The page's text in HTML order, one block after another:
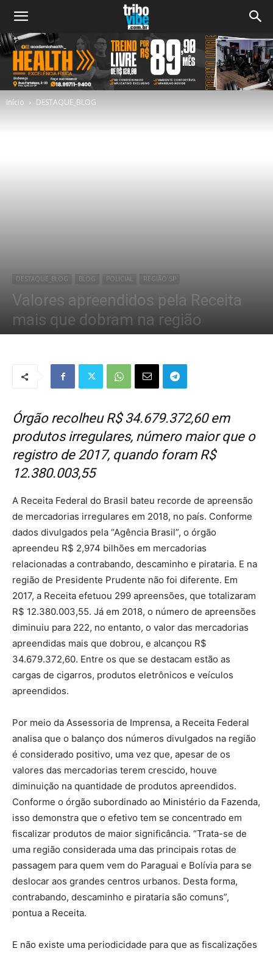
Início DESTAQUE_BLOG
DESTAQUE_BLOG BLOG POLICIAL REGIÃO SP
Valores apreendidos pela Receita
mais que dobram na região
Órgão recolheu R$ 34.679.372,60 em
produtos irregulares, número maior que o
registro de 2017, quando foram R$
12.380.003,55
A Receita Federal do Brasil bateu recorde de apreensão
de mercadorias irregulares em 2018, no país. Conforme
dados divulgados pela “Agência Brasil”, o órgão
apreendeu R$ 2,974 bilhões em mercadorias
relacionadas a contrabando, descaminho e pirataria. E na
região de Presidente Prudente não foi diferente. Em
2017, a Receita efetuou 299 apreensões, que totalizaram
R$ 12.380.003,55. Já em 2018, o número de apreensões
diminuiu para 222, no entanto, o valor das mercadorias
apreendidas mais que dobrou, e alcançou R$
34.679.372,60. Entre os que se destacam estão as
cargas de cigarros, produtos eletrônicos e veículos
apreendidos.
Por meio da Assessoria de Imprensa, a Receita Federal
analisa que o balanço dos números divulgados na região
é considerado positivo, uma vez que, apesar de os
valores das mercadorias terem crescido, houve
diminuição na quantidade de produtos apreendidos.
Conforme o órgão subordinado ao Ministério da Fazenda,
isso demonstra que o efetivo tem se concentrado em
fiscalizar produtos de maior significância. “Trata-se de
uma região considerada uma das principais rotas de
passagem para quem vem do Paraguai e Bolívia para se
deslocar aos grandes centros urbanos. Desta forma,
contrabando, descaminho e pirataria são comuns”,
pontua a Receita.
E não existe uma periodicidade para que as fiscalizações